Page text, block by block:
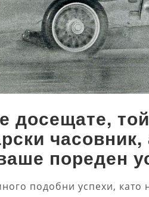
досещате,
пореден
подобни успехи, като